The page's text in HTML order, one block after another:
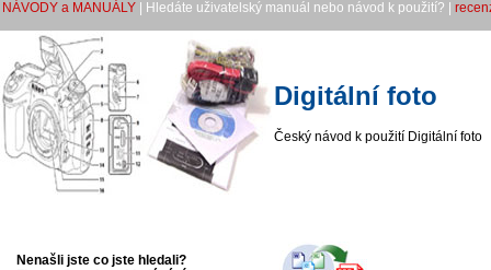
NÁVODY a MANUÁLY | Hledáte uživatelský manuál nebo návod k použití? |
Digitální foto
Český návod k použití Digitální foto
Nenašli jste co jste hledali?